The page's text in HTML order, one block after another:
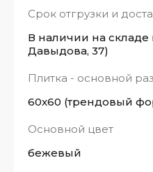
Срок отгрузки и
В наличии на складе
Давыдова, 37)
Плитка - основной
60x60 (трендовый
Основной цвет
бежевый